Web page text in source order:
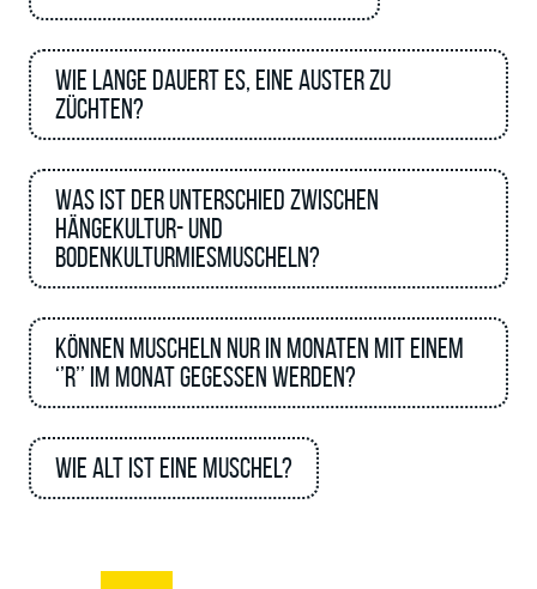
Wie lange dauert es, eine Auster zu
züchten?
Was ist der Unterschied zwischen
Hängekultur- und
Bodenkulturmiesmuscheln?
Können Muscheln nur in Monaten mit einem
‘’R’’ im Monat gegessen werden?
Wie alt ist eine Muschel?